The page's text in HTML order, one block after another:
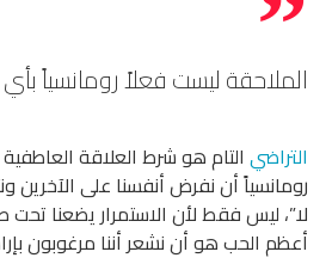
الملاحقة ليست فعلاً رومانسياً
التراضي التام هو شرط العلاقة
رومانسياً أن نفرض أنفسنا على الآخرين
لا”، ليس فقط لأن الاستمرار يضعنا تحت
أعظم الحب هو أن نشعر أننا مرغوبون